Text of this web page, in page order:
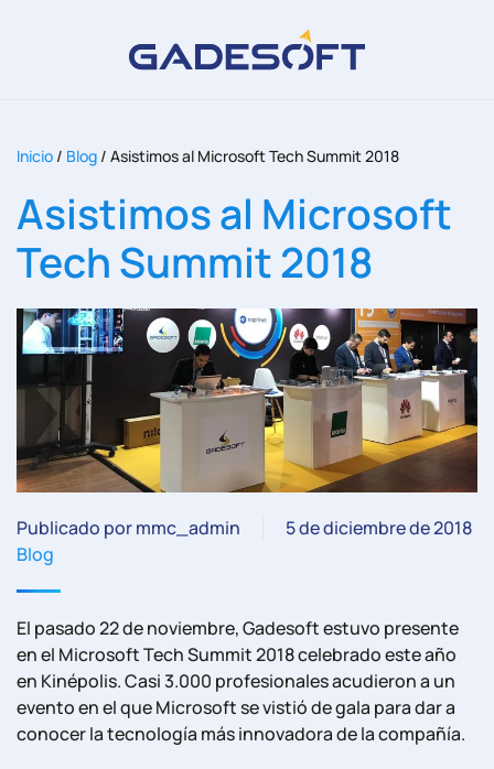
Inicio / Blog / Asistimos al Microsoft Tech Summit 2018
Asistimos al Microsoft
Tech Summit 2018
Publicado por mmc_admin
5 de diciembre de 2018
Blog
El pasado 22 de noviembre, Gadesoft estuvo presente
en el Microsoft Tech Summit 2018 celebrado este año
en Kinépolis. Casi 3.000 profesionales acudieron a un
evento en el que Microsoft se vistió de gala para dar a
conocer la tecnología más innovadora de la compañía.